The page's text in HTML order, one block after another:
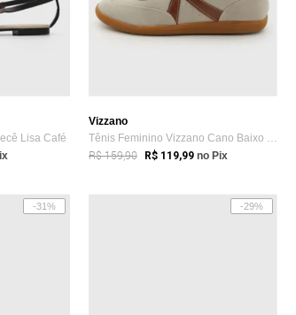
Lisa Café
Vizzano
Tênis Feminino Vizzano Cano Baixo Bege
R$ 159,90 R$ 119,99 no Pix
-31% -29%